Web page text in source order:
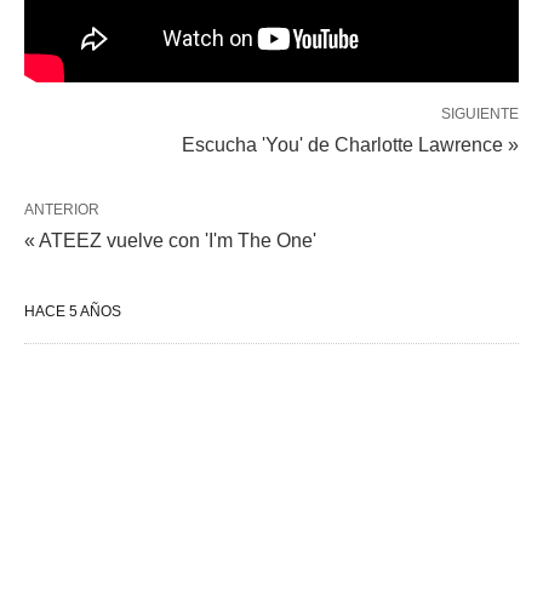
SIGUIENTE
Escucha 'You' de Charlotte Lawrence »
ANTERIOR
« ATEEZ vuelve con 'I'm The One'
HACE 5 AÑOS